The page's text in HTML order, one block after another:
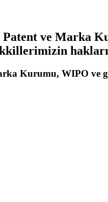
ve Marka
Kurumu, WIPO